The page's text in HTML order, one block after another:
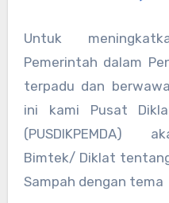
Untuk
Pemerintah dalam
terpadu dan
ini kami Pusat
(PUSDIKPEMDA)
Bimtek/ Diklat
Sampah dengan tema